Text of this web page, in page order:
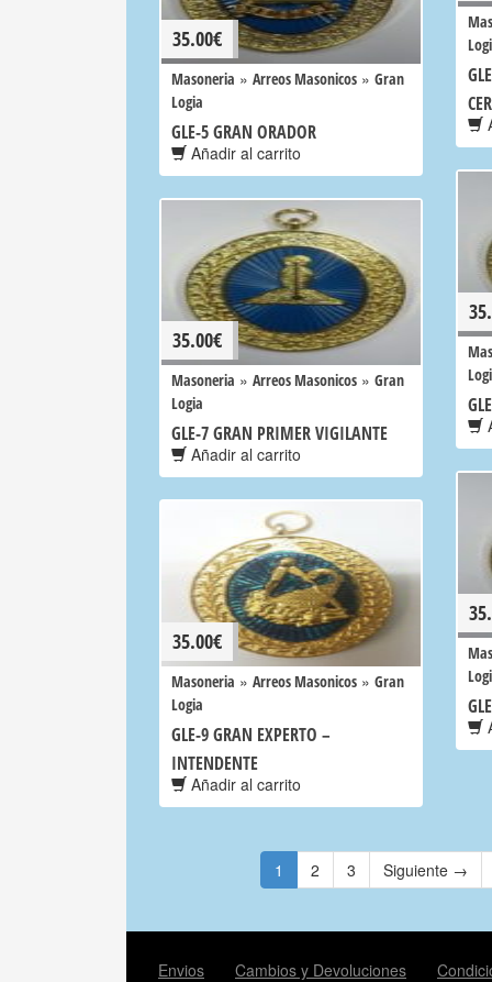
35.00€
Masoneria » Arreos Masonicos » Gran
Logia
GLE-5 GRAN ORADOR
Añadir al carrito
35.00€
Masoneria » Arreos Masonicos » Gran
Logia
GLE-7 GRAN PRIMER VIGILANTE
Añadir al carrito
35.00€
Masoneria » Arreos Masonicos » Gran
Logia
GLE-9 GRAN EXPERTO –
INTENDENTE
Añadir al carrito
1 2 3 Siguiente →
Envios Cambios y Devoluciones